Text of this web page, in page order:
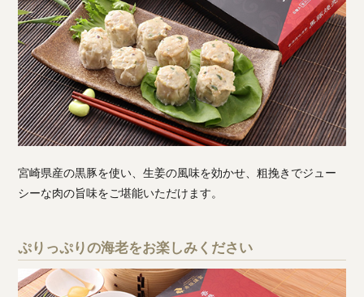
宮崎県産の黒豚を使い、生姜の風味を効かせ、粗挽きでジュー
シーな肉の旨味をご堪能いただけます。
ぷりっぷりの海老をお楽しみください